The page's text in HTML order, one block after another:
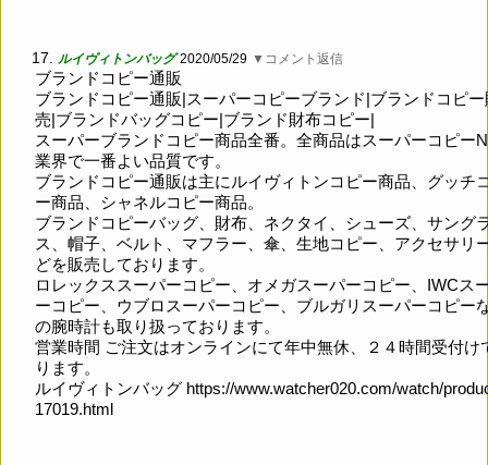
17. ルイヴィトンバッグ 2020/05/29 ▼コメント返信
ブランドコピー通販
ブランドコピー通販|スーパーコピーブランド|ブランドコピー
売|ブランドバッグコピー|ブランド財布コピー|
スーパーブランドコピー商品全番。全商品はスーパーコピー
業界で一番よい品質です。
ブランドコピー通販は主にルイヴィトンコピー商品、グッチ
ー商品、シャネルコピー商品。
ブランドコピーバッグ、財布、ネクタイ、シューズ、サング
ス、帽子、ベルト、マフラー、傘、生地コピー、アクセサリ
どを販売しております。
ロレックススーパーコピー、オメガスーパーコピー、IWCス
ーコピー、ウブロスーパーコピー、ブルガリスーパーコピー
の腕時計も取り扱っております。
営業時間 ご注文はオンラインにて年中無休、２４時間受付け
ります。
ルイヴィトンバッグ https://www.watcher020.com/watch/
17019.html